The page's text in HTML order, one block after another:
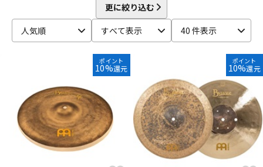
アンプ エフェクター
DJ機器 DTM
CANOPUS COO design Craig Lauritsen
Craviotto
CYMBAG
CYMPAD Daiking Corporation
DANMAR
Drum Gym
DRUMMERS TOP TEAM dw
ECO MUSIC Ellis Cymbal ELLIS ISLAND emjmod
EVANS
Evetts Drum Company
fibes Flix
Funch Cymbals
GATOR
Gibraltar GORILLA SNOT GOSTRAY
GRETSCH
GrooveTech Tools
Grover Pro Percussion GRUV-X
更に絞り込む
人気順
すべて表示 40 件表示
ポイント
10%還元
ポイント
10%還元